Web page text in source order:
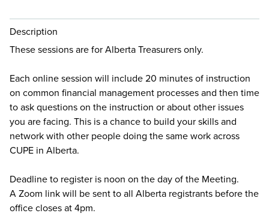
Description
These sessions are for Alberta Treasurers only.
Each online session will include 20 minutes of instruction
on common financial management processes and then time
to ask questions on the instruction or about other issues
you are facing. This is a chance to build your skills and
network with other people doing the same work across
CUPE in Alberta.
Deadline to register is noon on the day of the Meeting.
A Zoom link will be sent to all Alberta registrants before the
office closes at 4pm.